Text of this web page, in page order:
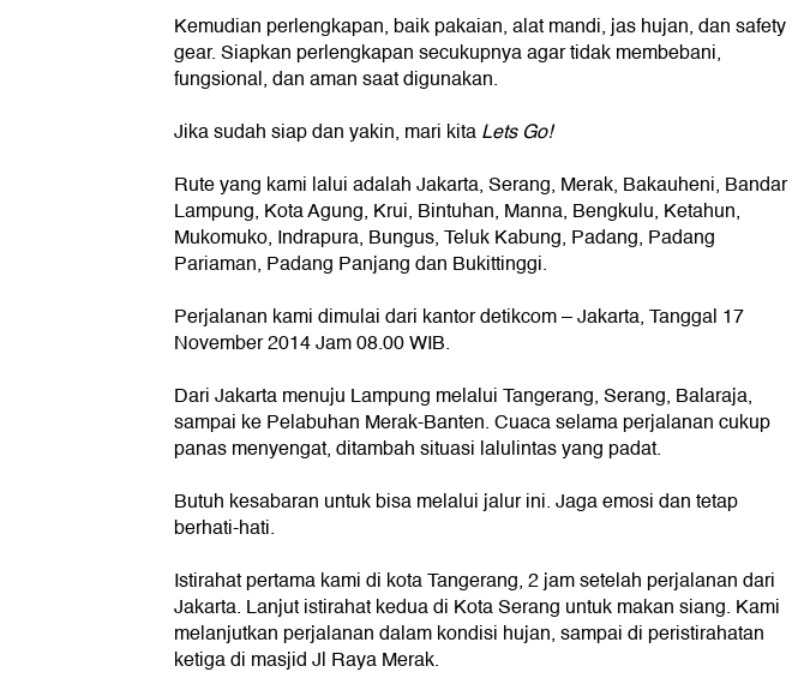
Kemudian perlengkapan, baik pakaian, alat mandi, jas hujan, dan safety
gear. Siapkan perlengkapan secukupnya agar tidak membebani,
fungsional, dan aman saat digunakan.
Jika sudah siap dan yakin, mari kitaLets Go!
Rute yang kami lalui adalah Jakarta, Serang, Merak, Bakauheni, Bandar
Lampung, Kota Agung, Krui, Bintuhan, Manna, Bengkulu, Ketahun,
Mukomuko, Indrapura, Bungus, Teluk Kabung, Padang, Padang
Pariaman, Padang Panjang dan Bukittinggi.
Perjalanan kami dimulai dari kantor detikcom – Jakarta, Tanggal 17
November 2014 Jam 08.00 WIB.
Dari Jakarta menuju Lampung melalui Tangerang, Serang, Balaraja,
sampai ke Pelabuhan Merak-Banten. Cuaca selama perjalanan cukup
panas menyengat, ditambah situasi lalulintas yang padat.
Butuh kesabaran untuk bisa melalui jalur ini. Jaga emosi dan tetap
berhati-hati.
Istirahat pertama kami di kota Tangerang, 2 jam setelah perjalanan dari
Jakarta. Lanjut istirahat kedua di Kota Serang untuk makan siang. Kami
melanjutkan perjalanan dalam kondisi hujan, sampai di peristirahatan
ketiga di masjid Jl Raya Merak.